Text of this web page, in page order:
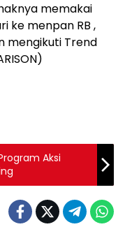
memakai
ke menpan RB ,
mengikuti Trend
Aksi